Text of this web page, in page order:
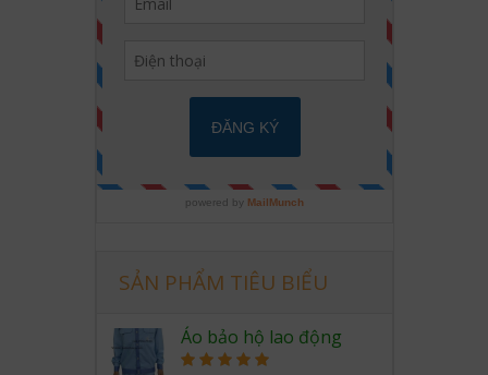
SẢN PHẨM TIÊU BIỂU
Áo bảo hộ lao động